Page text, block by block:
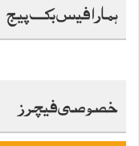
ہمارا فیس بک پیج
خصوصی فیچرز